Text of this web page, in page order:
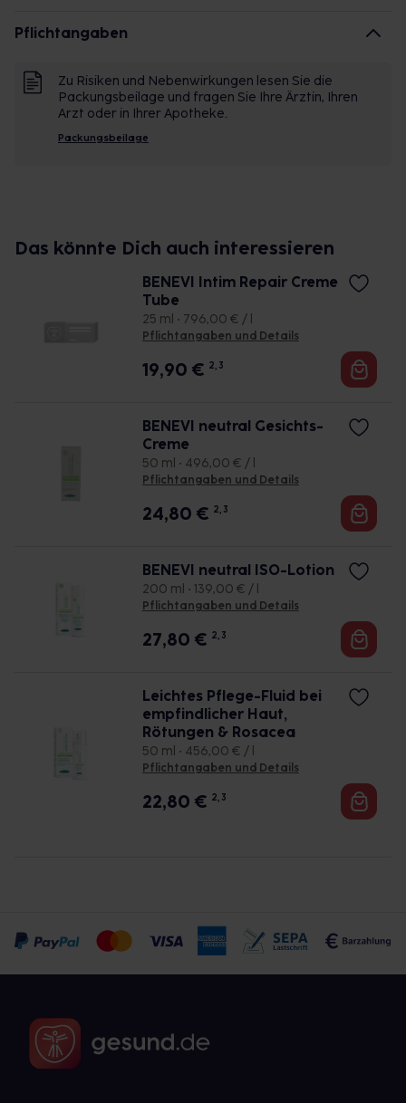
Pflichtangaben
Zu Risiken und Nebenwirkungen lesen Sie die
Packungsbeilage und fragen Sie Ihre Ärztin, Ihren
Arzt oder in Ihrer Apotheke.
Packungsbeilage
Das könnte Dich auch interessieren
BENEVI Intim Repair Creme
Tube
25 ml • 796,00 € / l
Pflichtangaben und Details
19,90 € 2, 3
BENEVI neutral Gesichts-
Creme
50 ml • 496,00 € / l
Pflichtangaben und Details
24,80 € 2, 3
BENEVI neutral ISO-Lotion
200 ml • 139,00 € / l
Pflichtangaben und Details
27,80 € 2, 3
Leichtes Pflege-Fluid bei
empfindlicher Haut,
Rötungen & Rosacea
50 ml • 456,00 € / l
Pflichtangaben und Details
22,80 € 2, 3